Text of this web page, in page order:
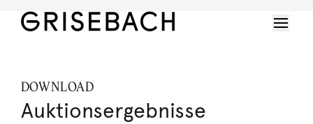
DOWNLOAD
Auktionsergebnisse